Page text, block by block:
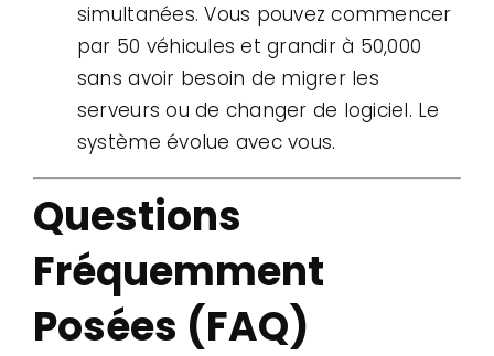
simultanées. Vous pouvez commencer
par 50 véhicules et grandir à 50,000
sans avoir besoin de migrer les
serveurs ou de changer de logiciel. Le
système évolue avec vous.
Questions
Fréquemment
Posées (FAQ)